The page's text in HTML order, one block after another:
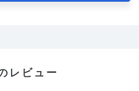
レビュー